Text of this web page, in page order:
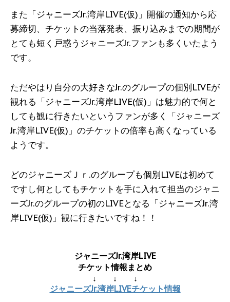
また「ジャニーズJr.湾岸LIVE(仮)」開催の通知から応
募締切、チケットの当落発表、振り込みまでの期間が
とても短く戸惑うジャニーズJr.ファンも多くいたよう
です。
ただやはり自分の大好きなJr.のグループの個別LIVEが
観れる「ジャニーズJr.湾岸LIVE(仮)」は魅力的で何と
しても観に行きたいというファンが多く「ジャニーズ
Jr.湾岸LIVE(仮)」のチケットの倍率も高くなっている
ようです。
どのジャニーズＪｒ.のグループも個別LIVEは初めて
ですし何としてもチケットを手に入れて担当のジャニ
ーズJr.のグループの初のLIVEとなる「ジャニーズJr.湾
岸LIVE(仮)」観に行きたいですね！！
ジャニーズJr.湾岸LIVE
チケット情報まとめ
↓ ↓ ↓
ジャニーズJr.湾岸LIVEチケット情報